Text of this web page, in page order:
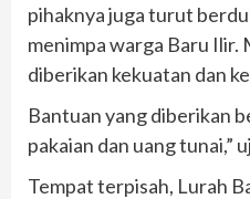
pihaknya juga turut
menimpa warga Baru Ilir.
diberikan kekuatan dan
Bantuan yang diberikan
pakaian dan uang tunai,”
Tempat terpisah, Lurah